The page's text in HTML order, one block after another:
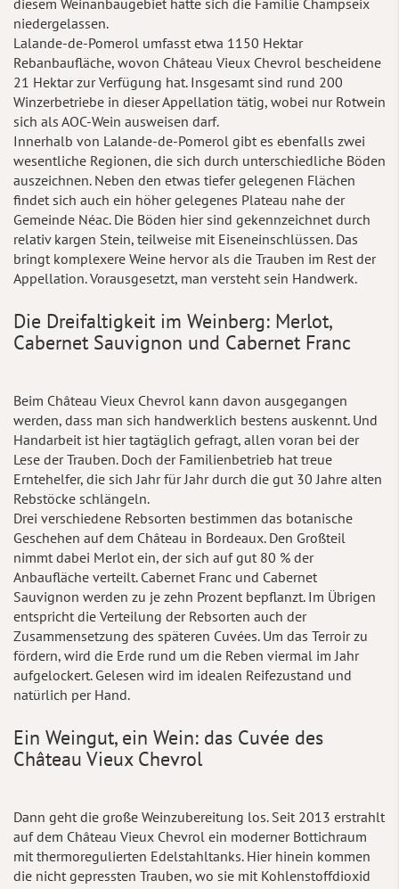
diesem Weinanbaugebiet hatte sich die Familie Champseix
niedergelassen.
Lalande-de-Pomerol umfasst etwa 1150 Hektar
Rebanbaufläche, wovon Château Vieux Chevrol bescheidene
21 Hektar zur Verfügung hat. Insgesamt sind rund 200
Winzerbetriebe in dieser Appellation tätig, wobei nur Rotwein
sich als AOC-Wein ausweisen darf.
Innerhalb von Lalande-de-Pomerol gibt es ebenfalls zwei
wesentliche Regionen, die sich durch unterschiedliche Böden
auszeichnen. Neben den etwas tiefer gelegenen Flächen
findet sich auch ein höher gelegenes Plateau nahe der
Gemeinde Néac. Die Böden hier sind gekennzeichnet durch
relativ kargen Stein, teilweise mit Eiseneinschlüssen. Das
bringt komplexere Weine hervor als die Trauben im Rest der
Appellation. Vorausgesetzt, man versteht sein Handwerk.
Die Dreifaltigkeit im Weinberg: Merlot,
Cabernet Sauvignon und Cabernet Franc
Beim Château Vieux Chevrol kann davon ausgegangen
werden, dass man sich handwerklich bestens auskennt. Und
Handarbeit ist hier tagtäglich gefragt, allen voran bei der
Lese der Trauben. Doch der Familienbetrieb hat treue
Erntehelfer, die sich Jahr für Jahr durch die gut 30 Jahre alten
Rebstöcke schlängeln.
Drei verschiedene Rebsorten bestimmen das botanische
Geschehen auf dem Château in Bordeaux. Den Großteil
nimmt dabei Merlot ein, der sich auf gut 80 % der
Anbaufläche verteilt. Cabernet Franc und Cabernet
Sauvignon werden zu je zehn Prozent bepflanzt. Im Übrigen
entspricht die Verteilung der Rebsorten auch der
Zusammensetzung des späteren Cuvées. Um das Terroir zu
fördern, wird die Erde rund um die Reben viermal im Jahr
aufgelockert. Gelesen wird im idealen Reifezustand und
natürlich per Hand.
Ein Weingut, ein Wein: das Cuvée des
Château Vieux Chevrol
Dann geht die große Weinzubereitung los. Seit 2013 erstrahlt
auf dem Château Vieux Chevrol ein moderner Bottichraum
mit thermoregulierten Edelstahltanks. Hier hinein kommen
die nicht gepressten Trauben, wo sie mit Kohlenstoffdioxid